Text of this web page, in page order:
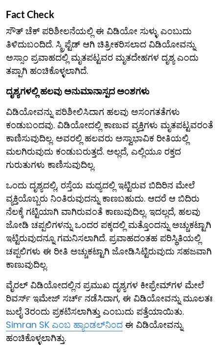
Fact Check
ಸೌತ್ ಚೆಕ್ ಪರಿಶೀಲನೆಯಲ್ಲಿ ಈ ವಿಡಿಯೋ ಸುಳ್ಳು ಎಂಬುದು
ತಿಳಿದುಬಂದಿದೆ. ಸ್ಕ್ರಿಪ್ಟೆಡ್ ಆಗಿ ಚಿತ್ರೀಕರಿಸಲಾದ ವಿಡಿಯೋವನ್ನು
ಅಸ್ಸಾಂ ಪ್ರವಾಹದಲ್ಲಿ ಮೃತಪಟ್ಟವರ ಮೃತದೇಹಗಳ ದೃಶ್ಯ ಎಂದು
ತಪ್ಪಾಗಿ ಹಂಚಿಕೊಳ್ಳಲಾಗಿದೆ.
ದೃಶ್ಯಗಳಲ್ಲಿ ಹಲವು ಅನುಮಾನಾಸ್ಪದ ಅಂಶಗಳು
ವಿಡಿಯೋವನ್ನು ಪರಿಶೀಲಿಸಿದಾಗ ಹಲವು ಅಸಂಗತತೆಗಳು
ಕಂಡುಬಂದವು. ವಿಡಿಯೋದಲ್ಲಿ ಕಾಣುವ ವ್ಯಕ್ತಿಗಳು ಮೃತಪಟ್ಟವರಂತೆ
ಕಾಣಿಸುವುದಿಲ್ಲ. ಅವರಲ್ಲಿ ಹಲವರು ಅಸ್ವಾಭಾವಿಕ ರೀತಿಯಲ್ಲಿ
ಮಲಗಿರುವುದು ಕಂಡುಬರುತ್ತದೆ. ಅಲ್ಲದೆ, ಎಲ್ಲಿಯೂ ರಕ್ತದ
ಗುರುತುಗಳು ಕಾಣಿಸುವುದಿಲ್ಲ.
ಒಂದು ದೃಶ್ಯದಲ್ಲಿ, ರಸ್ತೆಯ ಮಧ್ಯದಲ್ಲಿ ಇಟ್ಟಿರುವ ಬಿದಿರಿನ ಮೇಲೆ
ವ್ಯಕ್ತಿಯೊಬ್ಬರು ನಿಂತಿರುವುದನ್ನು ಕಾಣಬಹುದು. ಆದರೆ ಆ ಬಿದಿರು
ನೆಲಕ್ಕೆ ಗಟ್ಟಿಯಾಗಿ ವಾಗಿರುವಂತೆ ಕಾಣುವುದಿಲ್ಲ. ಇದಲ್ಲದೆ, ಹಲವು
ಜೋಡಿ ಚಪ್ಪಲಿಗಳನ್ನು ಒಂದರ ಪಕ್ಕದಲ್ಲಿ ಮತ್ತೊಂದನ್ನು ಅಚ್ಚುಕಟ್ಟಾಗಿ
ಇಟ್ಟಿರುವುದನ್ನೂ ಗಮನಿಸಲಾಗಿದೆ. ಪ್ರವಾಹದಂತಹ ಪರಿಸ್ಥಿತಿಯಲ್ಲಿ
ಚಪ್ಪಲಿಗಳು ಈ ರೀತಿ ಅಚ್ಚುಕಟ್ಟಾಗಿ ಜೋಡಿಸಿಟ್ಟಿರುವುದು ಸಹಜವಾಗಿ
ಕಾಣುವುದಿಲ್ಲ.
ವೈರಲ್ ವಿಡಿಯೋದಲ್ಲಿನ ಪ್ರಮುಖ ದೃಶ್ಯಗಳ ಕೀಫ್ರೇಮ್‌ಗಳ ಮೇಲೆ
ರಿವರ್ಸ್ ಇಮೇಜ್ ಸರ್ಚ್ ನಡೆಸಿದಾಗ, ಈ ವಿಡಿಯೋವನ್ನು ಮೂಲತಃ
ಜುಲೈ 3ರಂದು ಪ್ರಕಟಿಸಲಾಗಿತ್ತು ಎಂಬುದು ಪತ್ತೆಯಾಯಿತು.
Simran SK ಎಂಬ ಹ್ಯಾಂಡಲ್‌ನಿಂದ ಈ ವಿಡಿಯೋವನ್ನು
ಹಂಚಿಕೊಳ್ಳಲಾಗಿತ್ತು.